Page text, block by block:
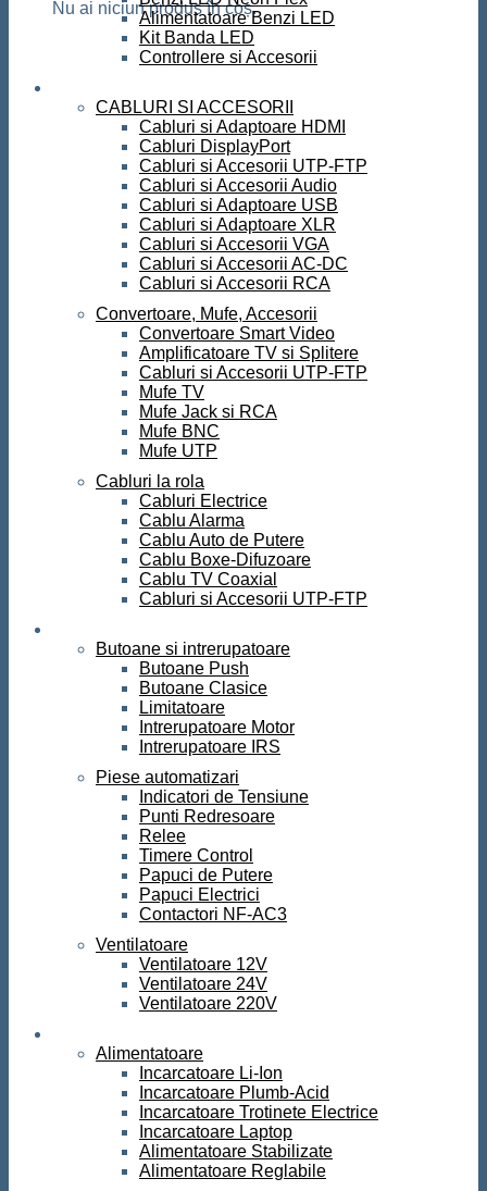
Nu ai niciun produs în coș.
Alimentatoare Benzi LED
Kit Banda LED
Controllere si Accesorii
CABLURI SI ACCESORII
Cabluri si Adaptoare HDMI
Cabluri DisplayPort
Cabluri si Accesorii UTP-FTP
Cabluri si Accesorii Audio
Cabluri si Adaptoare USB
Cabluri si Adaptoare XLR
Cabluri si Accesorii VGA
Cabluri si Accesorii AC-DC
Cabluri si Accesorii RCA
Convertoare, Mufe, Accesorii
Convertoare Smart Video
Amplificatoare TV si Splitere
Cabluri si Accesorii UTP-FTP
Mufe TV
Mufe Jack si RCA
Mufe BNC
Mufe UTP
Cabluri la rola
Cabluri Electrice
Cablu Alarma
Cablu Auto de Putere
Cablu Boxe-Difuzoare
Cablu TV Coaxial
Cabluri si Accesorii UTP-FTP
Butoane si intrerupatoare
Butoane Push
Butoane Clasice
Limitatoare
Intrerupatoare Motor
Intrerupatoare IRS
Piese automatizari
Indicatori de Tensiune
Punti Redresoare
Relee
Timere Control
Papuci de Putere
Papuci Electrici
Contactori NF-AC3
Ventilatoare
Ventilatoare 12V
Ventilatoare 24V
Ventilatoare 220V
Alimentatoare
Incarcatoare Li-Ion
Incarcatoare Plumb-Acid
Incarcatoare Trotinete Electrice
Incarcatoare Laptop
Alimentatoare Stabilizate
Alimentatoare Reglabile